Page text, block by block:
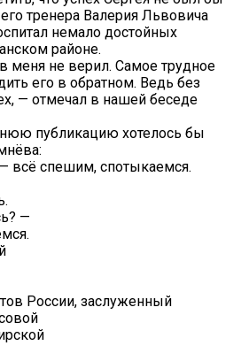
тренера Валерия Львовича
немало достойных
районе.
меня не верил. Самое трудное
его в обратном. Ведь без
— отмечал в нашей беседе
публикацию хотелось бы
всё спешим, спотыкаемся.
—
России, заслуженный